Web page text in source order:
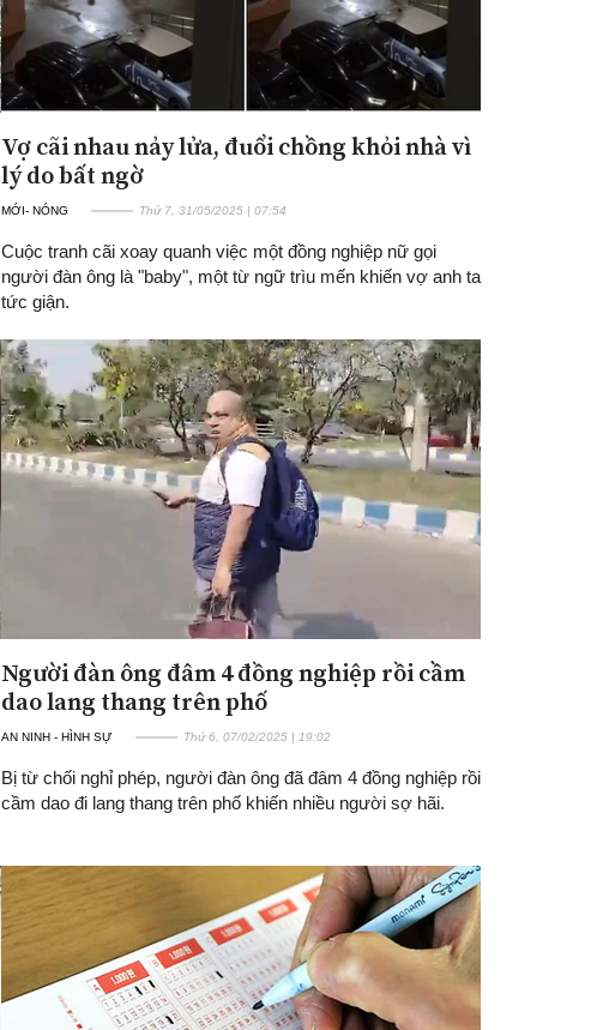
Vợ cãi nhau nảy lửa, đuổi chồng khỏi nhà vì
lý do bất ngờ
MỚI- NÓNG Thứ 7, 31/05/2025 | 07:54
Cuộc tranh cãi xoay quanh việc một đồng nghiệp nữ gọi
người đàn ông là "baby", một từ ngữ trìu mến khiến vợ anh ta
tức giận.
Người đàn ông đâm 4 đồng nghiệp rồi cầm
dao lang thang trên phố
AN NINH - HÌNH SỰ Thứ 6, 07/02/2025 | 19:02
Bị từ chối nghỉ phép, người đàn ông đã đâm 4 đồng nghiệp rồi
cầm dao đi lang thang trên phố khiến nhiều người sợ hãi.